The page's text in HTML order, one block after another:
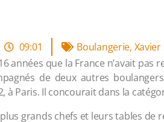
09:01 Boulangerie,
années que la France n’avait
de deux autres
à Paris. Il concourait dans la
grands chefs et leurs tables